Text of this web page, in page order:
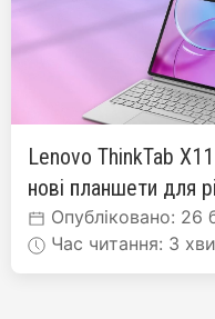
Lenovo ThinkTab
нові планшети для
Опубліковано: 26
Час читання: 3